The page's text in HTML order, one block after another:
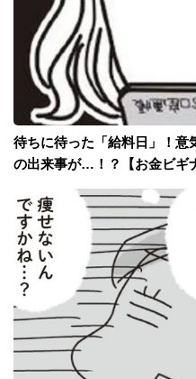
待ちに待った「給料日」！意
の出来事が…！？【お金ビギ